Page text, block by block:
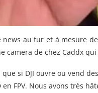
news au fur et à mesure
camera de chez Caddx
si DJI ouvre ou vend
FPV. Nous avons très